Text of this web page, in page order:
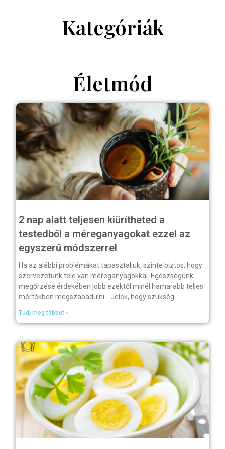
Kategóriák
Életmód
2 nap alatt teljesen kiürítheted a
testedből a méreganyagokat ezzel az
egyszerű módszerrel
Ha az alábbi problémákat tapasztaljuk, szinte biztos, hogy
szervezetünk tele van méreganyagokkal. Egészségünk
megőrzése érdekében jobb ezektől minél hamarabb teljes
mértékben megszabadulni… Jelek, hogy szükség
Tudj meg többet »